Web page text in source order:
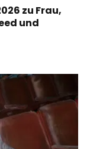
zu Frau,
und